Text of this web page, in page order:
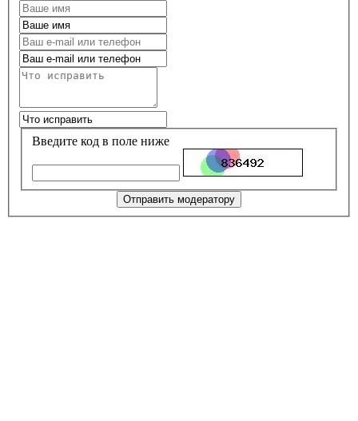
Введите код в поле ниже
Отправить модератору